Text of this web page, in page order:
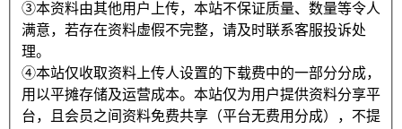
③本资料由其他用户上传，本站不保证质量、数量等令人
满意，若存在资料虚假不完整，请及时联系客服投诉处
理。
④本站仅收取资料上传人设置的下载费中的一部分分成，
用以平摊存储及运营成本。本站仅为用户提供资料分享平
台，且会员之间资料免费共享（平台无费用分成），不提